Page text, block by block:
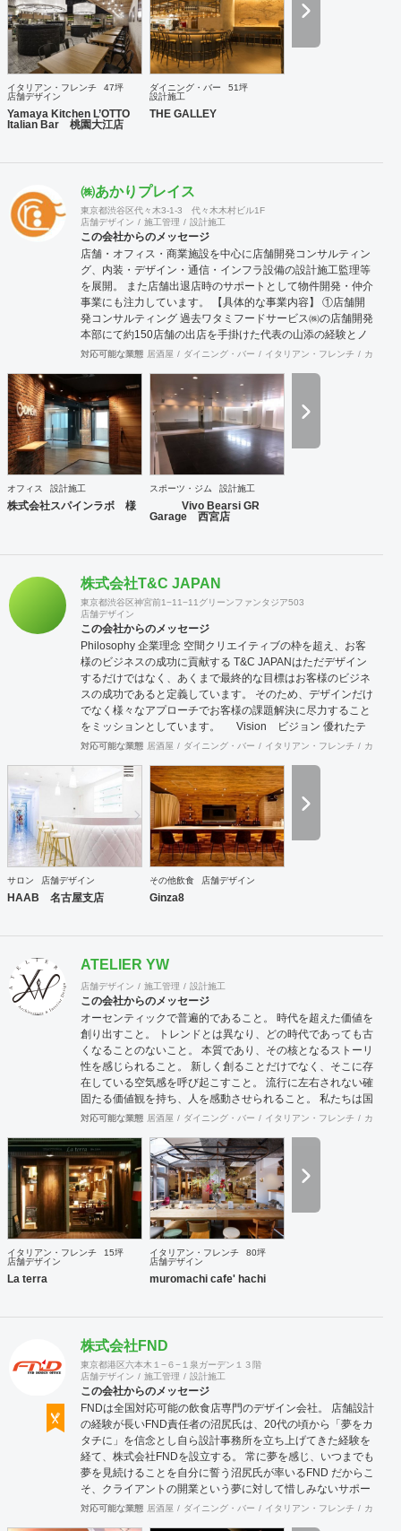
イタリアン・フレンチ
47坪
店舗デザイン
Yamaya Kitchen L’OTTO
Italian Bar 桃園大江店
ダイニング・バー
51坪
設計施工
THE GALLEY
㈱あかりプレイス
東京都渋谷区代々木3-1-3 代々木木村ビル1F
店舗デザイン
施工管理 設計施工
この会社からのメッセージ
店舗・オフィス・商業施設を中心に店舗開発コンサルティン
グ、内装・デザイン・通信・インフラ設備の設計施工監理等
を展開。 また店舗出退店時のサポートとして物件開発・仲介
事業にも注力しています。 【具体的な事業内容】 ①店舗開
発コンサルティング 過去ワタミフードサービス㈱の店舗開発
本部にて約150店舗の出店を手掛けた代表の山添の経験とノ
ウハウが凝縮した事業。 物件開発だけではなく、店舗の出店
に関わる全ての業務をトータル的にサポート致します。 ②内
装工事・施工監理 会社設立から36年目という豊富な経験実
績により、高い技術を持った職人と経験豊富な現場監理によ
り、店舗デザイン設計から施工監理までを一括してワンスト
ップでご提供いたします。 ③不動産仲介（店舗・オフィス仲
介、サブリース） 多くの出退店に携わってきたネットワーク
全国のオフィスビルや店舗物件の情報を集約し、出店希望の
多い都心部、郊外主要駅をはじめ、ロードサイドの主要幹線
対応可能な業態 居酒屋 ダイニング・バー イタリアン・フレンチ カフェ
オフィス 設計施工
株式会社スパインラボ 様
スポーツ・ジム 設計施工
Vivo Bearsi GR
Garage 西宮店
株式会社T&C JAPAN
東京都渋谷区神宮前1−11−11グリーンファンタジア503
店舗デザイン
この会社からのメッセージ
Philosophy 企業理念 空間クリエイティブの枠を超え、お客
様のビジネスの成功に貢献する T&C JAPANはただデザイン
するだけではなく、あくまで最終的な目標はお客様のビジネ
スの成功であると定義しています。 そのため、デザインだけ
でなく様々なアプローチでお客様の課題解決に尽力すること
をミッションとしています。 Vision ビジョン 優れたテ
クノロジーとクリエイティブによる言語の壁を越えた空間デ
指します よりグローバルな視点で、世界の最先端のデザイン
をスタンダードに取り入れることで、 国境を越えて活躍し続
けるデザイン会社を目指します。 Value バリュー 感動・創
造・挑戦 感動：軽薄な流行を追わず、用途や目的に沿った本
質的に美しく成果の出るデザインを提供します 創造：最先端
の技術や概念を取り入れ、お客様と自身がワクワクするクリ
とらわれず、自身の限界を超えた挑戦を意識します
対応可能な業態 居酒屋 ダイニング・バー イタリアン・フレンチ カフェ
サロン 店舗デザイン
HAAB 名古屋支店
その他飲食 店舗デザイン
Ginza8
ATELIER YW
店舗デザイン 施工管理 設計施工
この会社からのメッセージ
オーセンティックで普遍的であること。 時代を超えた価値を
創り出すこと。 トレンドとは異なり、どの時代であっても古
くなることのないこと。 本質であり、その核となるストーリ
性を感じられること。 新しく創ることだけでなく、そこに存
在している空気感を呼び起こすこと。 流行に左右されない確
固たる価値観を持ち、人を感動させられること。 私たちは国
際的なバランス感覚を持ちながら、 柔軟に設計デザインする
続けていきたいと考えています。
対応可能な業態 居酒屋 ダイニング・バー イタリアン・フレンチ カフェ
イタリアン・フレンチ
15坪
店舗デザイン
La terra
イタリアン・フレンチ
80坪
店舗デザイン
muromachi cafe' hachi
株式会社FND
東京都港区六本木１−６−１泉ガーデン１３階
店舗デザイン
施工管理 設計施工
この会社からのメッセージ
FNDは全国対応可能の飲食店専門のデザイン会社。 店舗設計
の経験が長いFND責任者の沼尻氏は、20代の頃から「夢をカ
タチに」を信念とし自ら設計事務所を立ち上げてきた経験を
経て、株式会社FNDを設立する。 常に夢を感じ、いつまでも
夢を見続けることを自分に誓う沼尻氏が率いるFND だからこ
そ、クライアントの開業という夢に対して惜しみないサポー
トをしていきます。 事業内容といたしましては、 ■店舗デザ
対応可能な業態 居酒屋 ダイニング・バー イタリアン・フレンチ カフェ